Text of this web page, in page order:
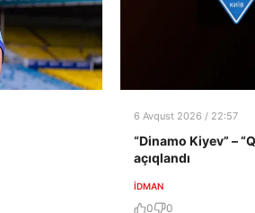
6 Avqust 2026 / 22:57
“Dinamo Kiyev” –
açıqlandı
İDMAN
0 0